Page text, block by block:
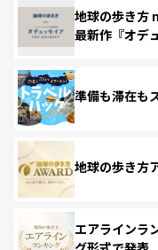
地球の歩き方
最新作『オデ
準備も滞在も
地球の歩き方
エアラインラ